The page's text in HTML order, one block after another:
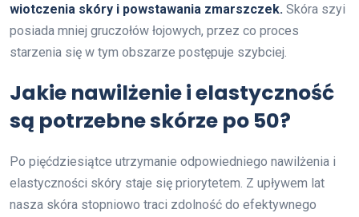
wiotczenia skóry i powstawania zmarszczek. Skóra szyi
posiada mniej gruczołów łojowych, przez co proces
starzenia się w tym obszarze postępuje szybciej.
Jakie nawilżenie i elastyczność
są potrzebne skórze po 50?
Po pięćdziesiątce utrzymanie odpowiedniego nawilżenia i
elastyczności skóry staje się priorytetem. Z upływem lat
nasza skóra stopniowo traci zdolność do efektywnego